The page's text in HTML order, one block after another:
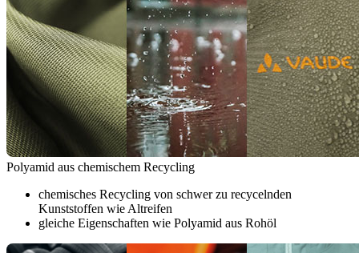
Polyamid aus chemischem Recycling
chemisches Recycling von schwer zu recycelnden
Kunststoffen wie Altreifen
gleiche Eigenschaften wie Polyamid aus Rohöl